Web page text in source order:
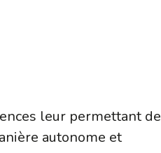
leur permettant de
autonome et